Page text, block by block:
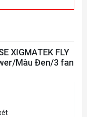
ITX
XIGMATEK FLY
Màu Đen/3 fan